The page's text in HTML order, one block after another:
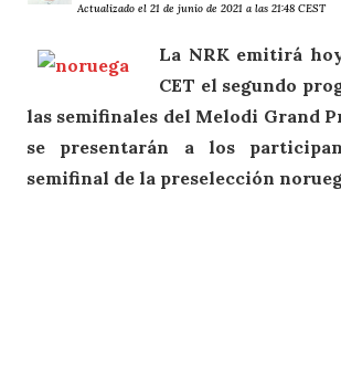
Actualizado el 21 de junio de 2021 a las 21:48 CEST
La NRK emitirá
CET el segundo
las semifinales del Melodi Grand
se presentarán a los
semifinal de la preselección